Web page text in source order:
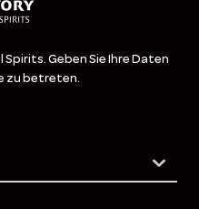
Geben Sie Ihre Daten
zu betreten.